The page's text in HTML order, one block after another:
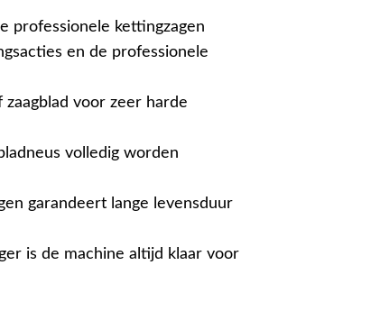
professionele kettingzagen
en de professionele
voor zeer harde
volledig worden
garandeert lange levensduur
is de machine altijd klaar voor